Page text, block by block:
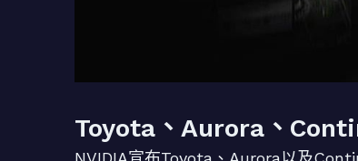
Toyota、Aurora、